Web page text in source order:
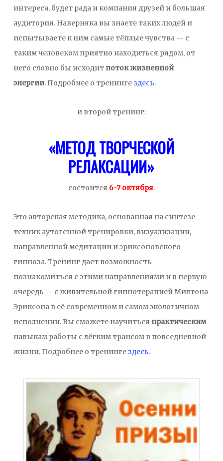
интереса, будет рада и компания друзей и большая
аудитория. Наверняка вы знаете таких людей и
испытываете к ним самые тёплые чувства — с
таким человеком приятно находиться рядом, от
него словно бы исходит поток жизненной
энергии.Подробнее о тренинге здесь.
и второй тренинг:
«МЕТОД ТВОРЧЕСКОЙ
РЕЛАКСАЦИИ»
состоится 6-7 октября.
Это авторская методика, основанная на синтезе
техник аутогенной тренировки, визуализации,
направленной медитации и эриксоновского
гипноза. Тренинг дает возможность
познакомиться с этими направлениями и в первую
очередь — с живительной гипнотерапией Милтона
Эриксона в её современном и самом экологичном
исполнении. Вы сможете научиться практическим
навыкам работы с лёгким трансом в повседневной
жизни.Подробнее о тренинге здесь.